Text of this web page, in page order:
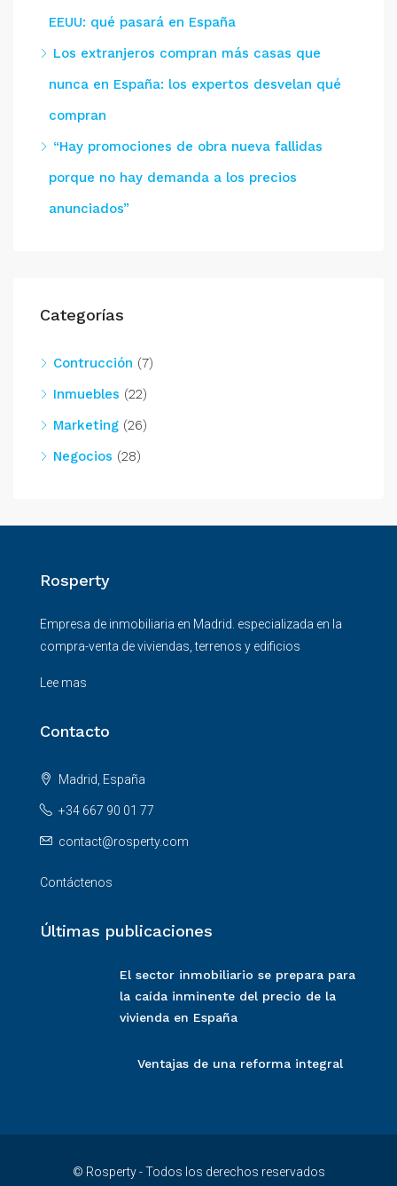
EEUU: qué pasará en España
Los extranjeros compran más casas que
nunca en España: los expertos desvelan qué
compran
“Hay promociones de obra nueva fallidas
porque no hay demanda a los precios
anunciados”
Categorías
Contrucción (7)
Inmuebles (22)
Marketing (26)
Negocios (28)
Rosperty
Empresa de inmobiliaria en Madrid. especializada en la
compra-venta de viviendas, terrenos y edificios
Lee mas
Contacto
Madrid, España
+34 667 90 01 77
contact@rosperty.com
Contáctenos
Últimas publicaciones
El sector inmobiliario se prepara para
la caída inminente del precio de la
vivienda en España
Ventajas de una reforma integral
© Rosperty - Todos los derechos reservados